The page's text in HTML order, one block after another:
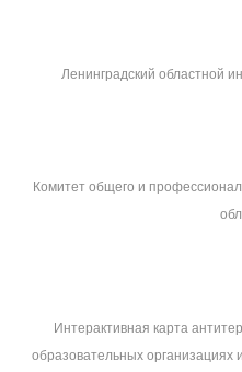
Ленинградский областной
Комитет общего и
Интерактивная карта
образовательных организациях